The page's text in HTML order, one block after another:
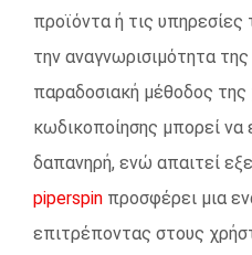
προϊόντα ή τις υπηρεσίες
την αναγνωρισιμότητα
παραδοσιακή μέθοδος της
κωδικοποίησης μπορεί να
δαπανηρή, ενώ απαιτεί
piperspin προσφέρει μια
επιτρέποντας στους